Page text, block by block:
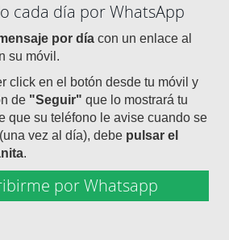
cada día por WhatsApp
por día con un enlace al
su móvil.
click en el botón desde tu móvil y
de "Seguir" que lo mostrará tu
que su teléfono le avise cuando se
vez al día), debe pulsar el
.
por Whatsapp